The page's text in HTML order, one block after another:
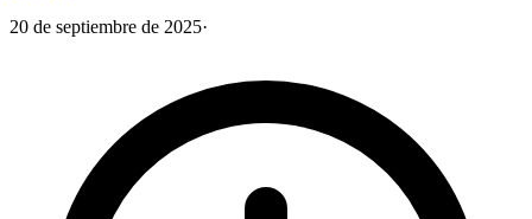
20 de septiembre de 2025·